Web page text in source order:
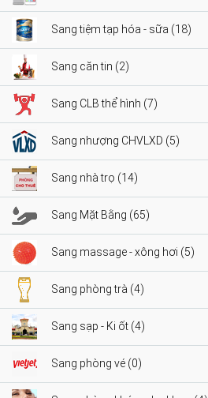
Sang tiệm tạp hóa - sữa (18)
Sang căn tin (2)
Sang CLB thể hình (7)
Sang nhượng CHVLXD (5)
Sang nhà trọ (14)
Sang Mặt Bằng (65)
Sang massage - xông hơi (5)
Sang phòng trà (4)
Sang sạp - Ki ốt (4)
Sang phòng vé (0)